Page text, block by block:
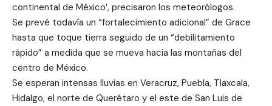
continental de México’, precisaron los meteorólogos.
Se prevé todavía un “fortalecimiento adicional” de Grace
hasta que toque tierra seguido de un “debilitamiento
rápido” a medida que se mueva hacia las montañas del
centro de México.
Se esperan intensas lluvias en Veracruz, Puebla, Tlaxcala,
Hidalgo, el norte de Querétaro y el este de San Luis de